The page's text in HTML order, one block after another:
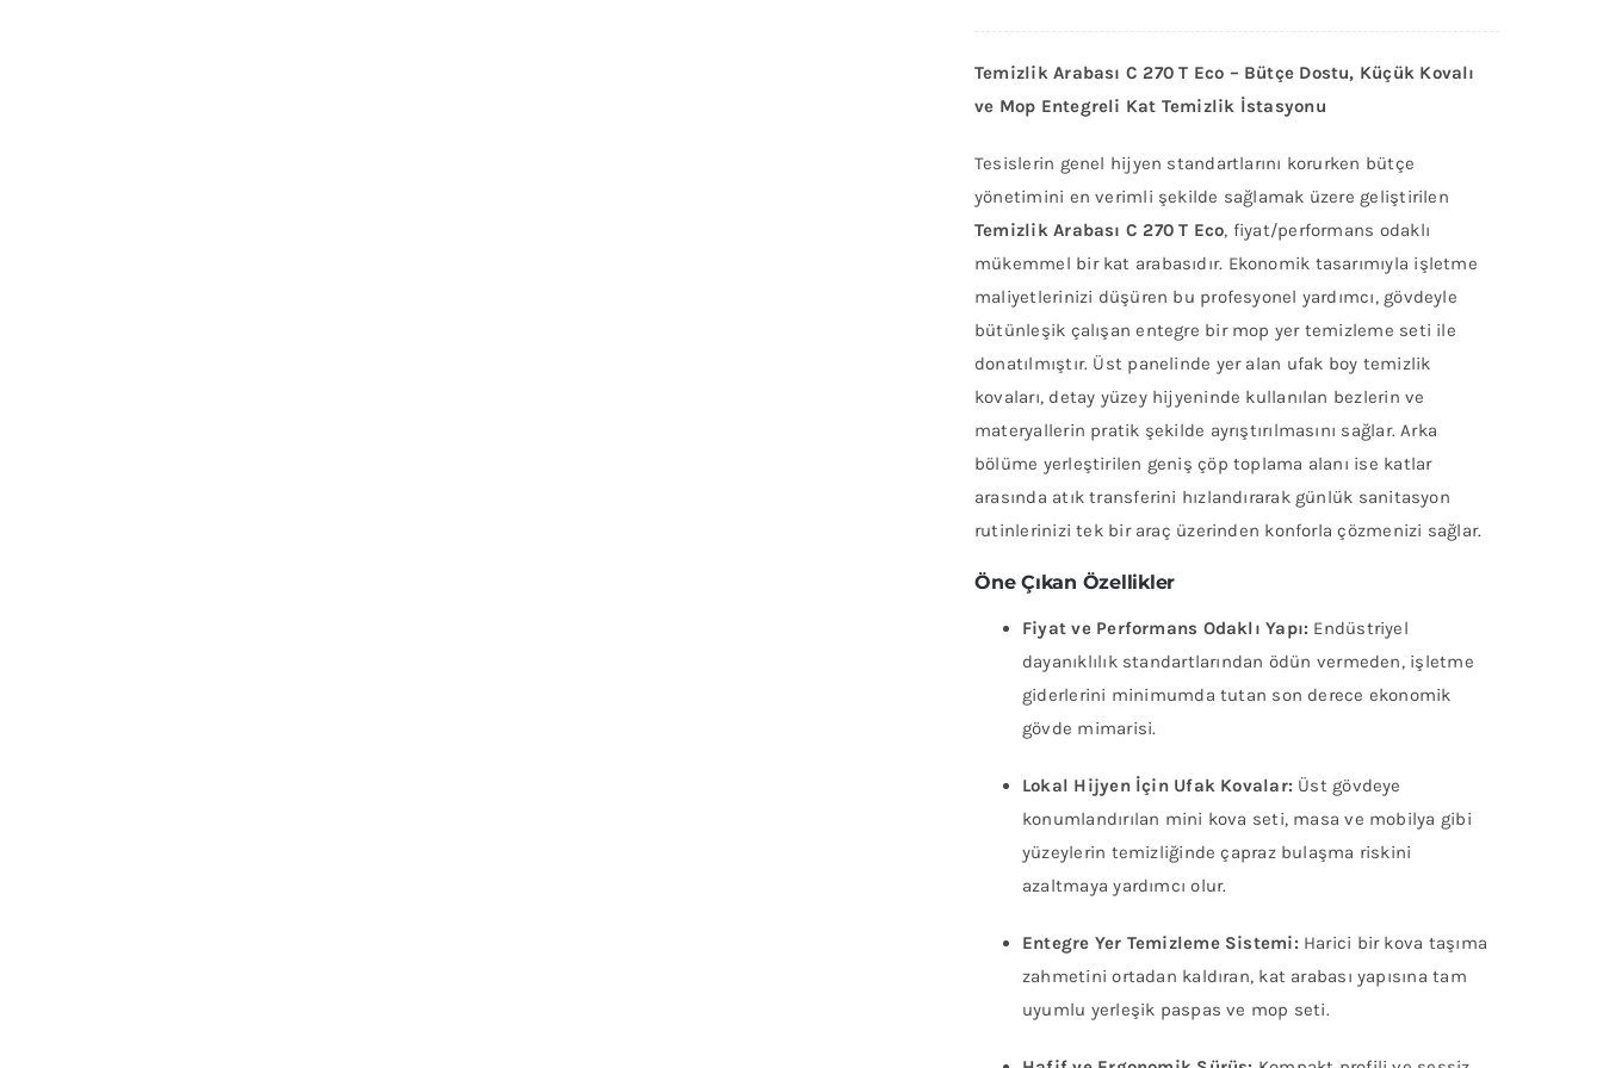
Temizlik Arabası C 270 T Eco – Bütçe Dostu, Küçük Kovalı
ve Mop Entegreli Kat Temizlik İstasyonu
Tesislerin genel hijyen standartlarını korurken bütçe
yönetimini en verimli şekilde sağlamak üzere geliştirilen
Temizlik Arabası C 270 T Eco, fiyat/performans odaklı
mükemmel bir kat arabasıdır. Ekonomik tasarımıyla işletme
maliyetlerinizi düşüren bu profesyonel yardımcı, gövdeyle
bütünleşik çalışan entegre bir mop yer temizleme seti ile
donatılmıştır. Üst panelinde yer alan ufak boy temizlik
kovaları, detay yüzey hijyeninde kullanılan bezlerin ve
materyallerin pratik şekilde ayrıştırılmasını sağlar. Arka
bölüme yerleştirilen geniş çöp toplama alanı ise katlar
arasında atık transferini hızlandırarak günlük sanitasyon
rutinlerinizi tek bir araç üzerinden konforla çözmenizi sağlar.
Öne Çıkan Özellikler
Fiyat ve Performans Odaklı Yapı: Endüstriyel
dayanıklılık standartlarından ödün vermeden, işletme
giderlerini minimumda tutan son derece ekonomik
gövde mimarisi.
Lokal Hijyen İçin Ufak Kovalar: Üst gövdeye
konumlandırılan mini kova seti, masa ve mobilya gibi
yüzeylerin temizliğinde çapraz bulaşma riskini
azaltmaya yardımcı olur.
Entegre Yer Temizleme Sistemi: Harici bir kova taşıma
zahmetini ortadan kaldıran, kat arabası yapısına tam
uyumlu yerleşik paspas ve mop seti.